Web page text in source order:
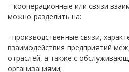
– кооперационные или связи
можно разделить на:
- производственные связи,
взаимодействия предприятий
отраслей, а также с
организациями;